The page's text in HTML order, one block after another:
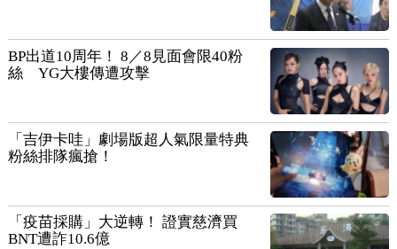
BP出道10周年！ 8／8見面會限40粉
絲 YG大樓傳遭攻擊
「吉伊卡哇」劇場版超人氣限量特典
粉絲排隊瘋搶！
「疫苗採購」大逆轉！ 證實慈濟買
BNT遭詐10.6億